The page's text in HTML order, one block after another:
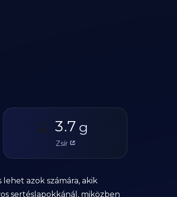
🫒 3.7 g
Zsír
lehet azok számára, akik
sertéslapokkánál, miközben